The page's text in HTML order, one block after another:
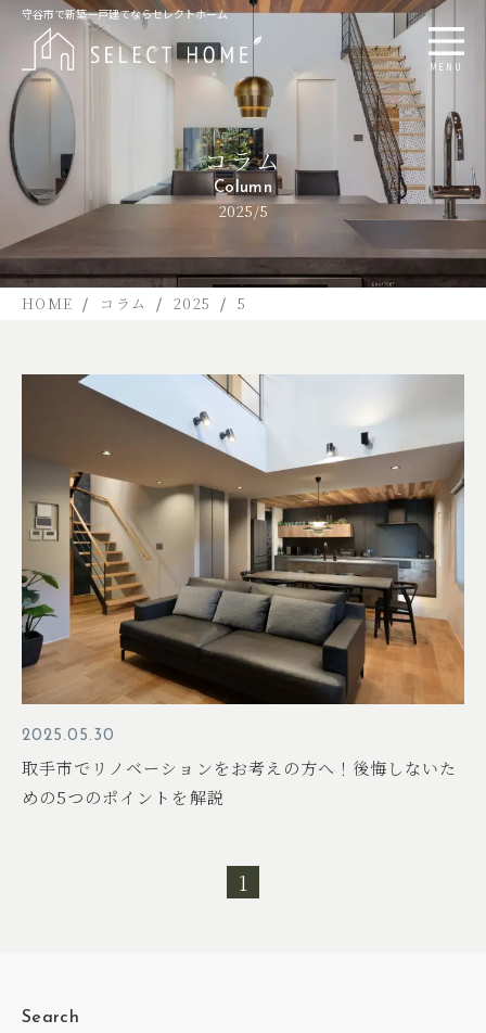
守谷市で新築一戸建てならセレクトホーム
MENU
コラム
Column
2025/5
HOME コラム 2025 5
2025.05.30
取手市でリノベーションをお考えの方へ！後悔しないた
めの5つのポイントを解説
1
Search